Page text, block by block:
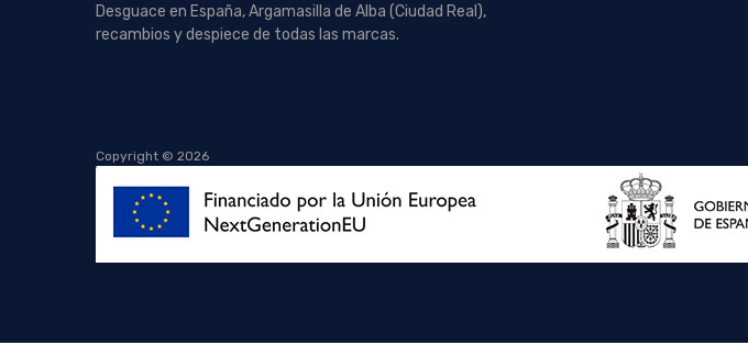
Desguace en España, Argamasilla de Alba (Ciudad Real),
recambios y despiece de todas las marcas.
Copyright © 2026